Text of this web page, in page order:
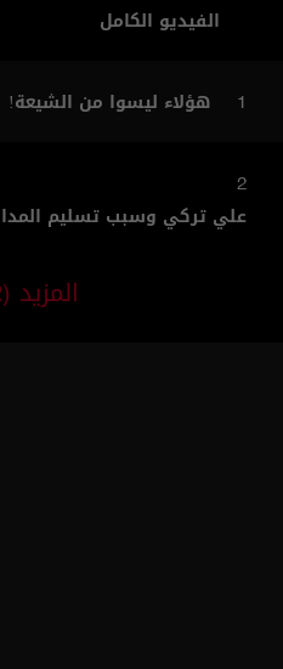
الفيديو الكامل
1 هؤلاء ليسوا من الشيعة!
2
علي تركي وسبب تسليم
المزيد